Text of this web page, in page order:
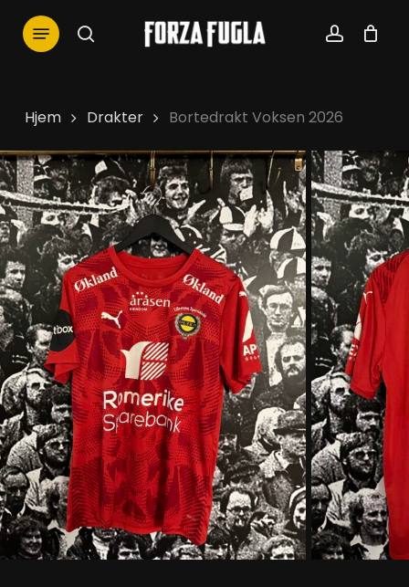
search account
Menu
Hjem Drakter Bortedrakt Voksen 2026